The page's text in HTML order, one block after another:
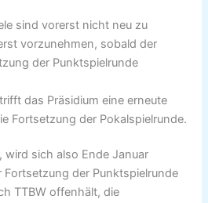
sind vorerst nicht neu zu
vorzunehmen, sobald der
der Punktspielrunde
das Präsidium eine erneute
Fortsetzung der Pokalspielrunde.
wird sich also Ende Januar
der Punktspielrunde
TTBW offenhält, die